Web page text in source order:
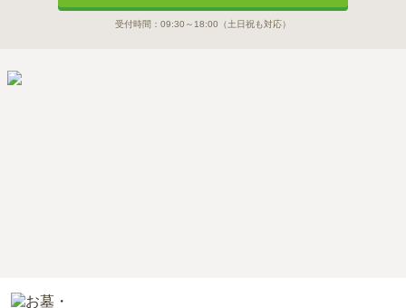
受付時間： 09:30～18:00 （土日祝も対応）